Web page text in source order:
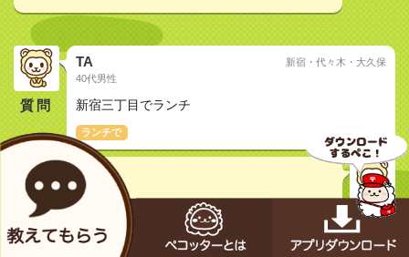
質問
TA
40代男性
新宿・代々木・大久保
新宿三丁目でランチ
ランチで
tanaka
30代女性
curry 草枕 （カレー クサマクラ） - 新宿三丁目/カレ
ー（その他） [食べログ]
https://www.google.co.jp/amp/s/s.tabelog.com/tokyo/A